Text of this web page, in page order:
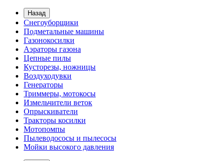
Назад
Снегоуборщики
Подметальные машины
Газонокосилки
Аэраторы газона
Цепные пилы
Кусторезы, ножницы
Воздуходувки
Генераторы
Триммеры, мотокосы
Измельчители веток
Опрыскиватели
Тракторы косилки
Мотопомпы
Пылеводососы и пылесосы
Мойки высокого давления